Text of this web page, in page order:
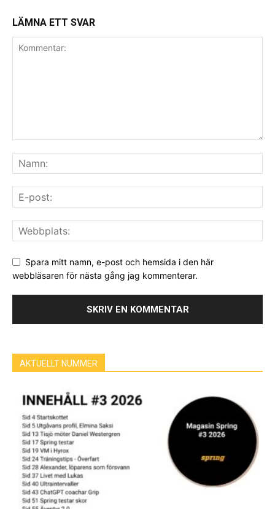
LÄMNA ETT SVAR
Spara mitt namn, e-post och hemsida i den här
webbläsaren för nästa gång jag kommenterar.
AKTUELLT NUMMER